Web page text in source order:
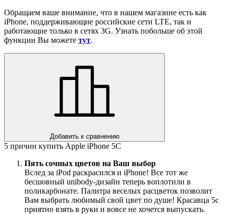
Обращаем ваше внимание, что в нашем магазине есть как
iPhone, поддерживающие российские сети LTE, так и
работающие только в сетях 3G. Узнать побольше об этой
функции Вы можете тут.
Добавить к сравнению
5 причин купить Apple iPhone 5C
Пять сочных цветов на Ваш выбор
Вслед за iPod раскрасился и iPhone! Все тот же
бесшовный unibody-дизайн теперь воплотили в
поликарбонате. Палитра веселых расцветок позволит
Вам выбрать любимый свой цвет по душе! Красавца 5с
приятно взять в руки и вовсе не хочется выпускать.